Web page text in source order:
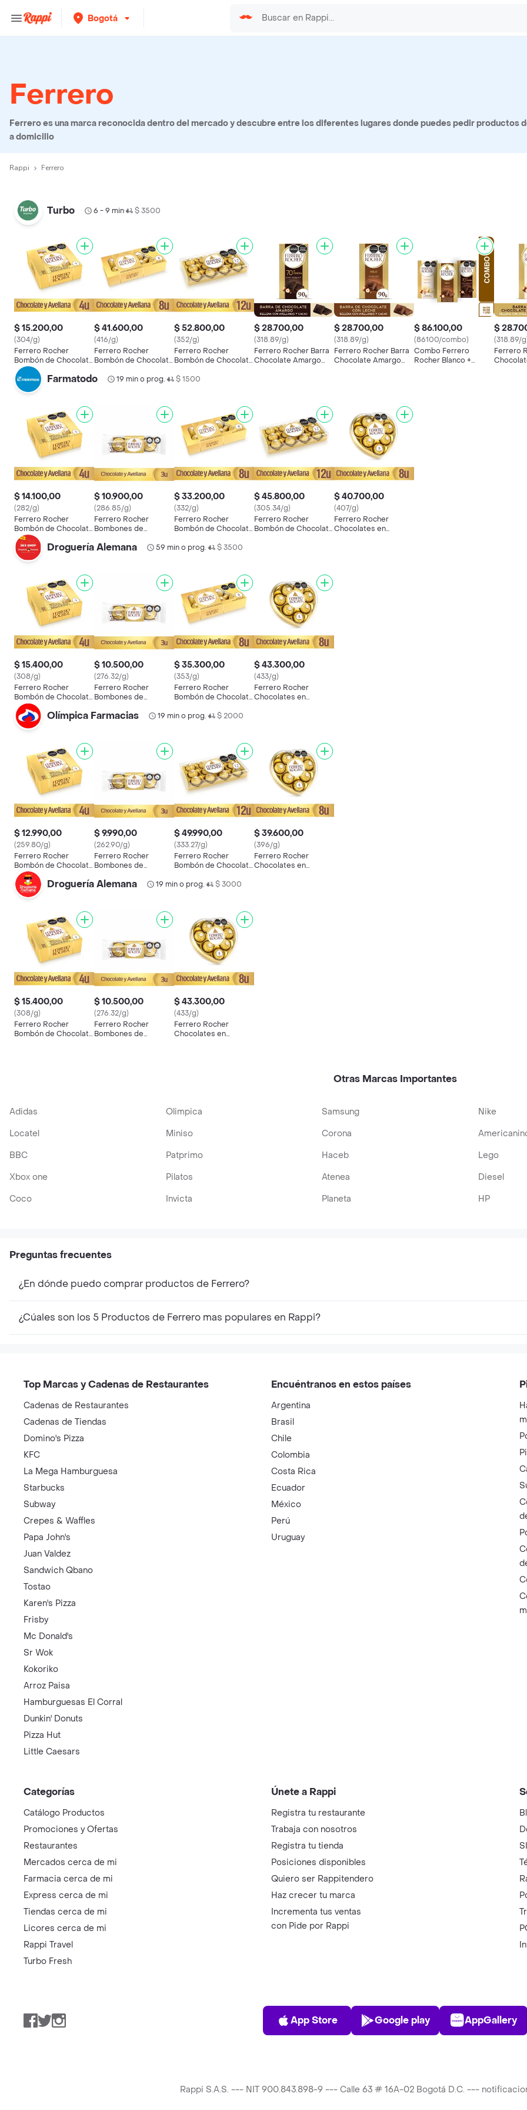
Bogotá
Ferrero
Ferrero es una marca reconocida dentro del mercado y descubre entre los diferentes lugares donde puedes pedir productos
a domicilio
Rappi Ferrero
Turbo 6 - 9 min• $ 3500
$ 15.200,00
(304/g)
Ferrero Rocher
Bombón de Chocolate
y Avellana
$ 41.600,00
(416/g)
Ferrero Rocher
Bombón de Chocolate
$ 52.800,00
(352/g)
Ferrero Rocher
Bombón de Chocolate
$ 28.700,00
(318.89/g)
Ferrero Rocher Barra
Chocolate Amargo
$ 28.700,00
(318.89/g)
Ferrero Rocher Barra
Chocolate Amargo
$ 86.100,00
(86100/combo)
Combo Ferrero
Rocher Blanco +
$
(318.89/
Ferrero
Farmatodo 19 min o prog.• $ 1500
$ 14.100,00
(282/g)
Ferrero Rocher
Bombón de Chocolate
y Avellana
$ 10.900,00
(286.85/g)
Ferrero Rocher
Bombones de
$ 33.200,00
(332/g)
Ferrero Rocher
Bombón de Chocolate
$ 45.800,00
(305.34/g)
Ferrero Rocher
Bombón de Chocolate
$ 40.700,00
(407/g)
Ferrero Rocher
Chocolates en
Droguería Alemana 59 min o prog.• $ 3500
$ 15.400,00
(308/g)
Ferrero Rocher
Bombón de Chocolate
y Avellana
$ 10.500,00
(276.32/g)
Ferrero Rocher
Bombones de
$ 35.300,00
(353/g)
Ferrero Rocher
Bombón de Chocolate
$ 43.300,00
(433/g)
Ferrero Rocher
Chocolates en
Olímpica Farmacias 19 min o prog.• $ 2000
$ 12.990,00
(259.80/g)
Ferrero Rocher
Bombón de Chocolate
y Avellana
$ 9.990,00
(262.90/g)
Ferrero Rocher
Bombones de
$ 49.990,00
(333.27/g)
Ferrero Rocher
Bombón de Chocolate
$ 39.600,00
(396/g)
Ferrero Rocher
Chocolates en
Droguería Alemana 19 min o prog.• $ 3000
$ 15.400,00
(308/g)
Ferrero Rocher
Bombón de Chocolate
$ 10.500,00
(276.32/g)
Ferrero Rocher
Bombones de
$ 43.300,00
(433/g)
Ferrero Rocher
Chocolates en
Otras Marcas Importantes
Adidas Olimpica Samsung Nike
Locatel
Miniso Corona
BBC
Patprimo Haceb Lego
Xbox one
Pilatos Atenea Diesel
Coco
Invicta Planeta HP
Preguntas frecuentes
¿En dónde puedo comprar productos de Ferrero?
¿Cúales son los 5 Productos de Ferrero mas populares en Rappi?
Top Marcas y Cadenas de Restaurantes
Cadenas de Restaurantes
Cadenas de Tiendas
Domino's Pizza
KFC
La Mega Hamburguesa
Starbucks
Subway
Crepes & Waffles
Papa John's
Juan Valdez
Sandwich Qbano
Tostao
Karen's Pizza
Frisby
Mc Donald's
Sr Wok
Kokoriko
Arroz Paisa
Hamburguesas El Corral
Dunkin' Donuts
Pizza Hut
Little Caesars
Encuéntranos en estos países
Argentina
Brasil
Chile
Colombia
Costa Rica
Ecuador
México
Perú
Uruguay
Categorías
Catálogo Productos
Promociones y Ofertas
Restaurantes
Mercados cerca de mi
Farmacia cerca de mi
Express cerca de mi
Tiendas cerca de mi
Licores cerca de mi
Rappi Travel
Turbo Fresh
Únete a Rappi
Registra tu restaurante
Trabaja con nosotros
Registra tu tienda
Posiciones disponibles
Quiero ser Rappitendero
Haz crecer tu marca
Incrementa tus ventas
con Pide por Rappi
Facebook
TwitterInstagram
App Store
App Store
Play Store
Google play AppGallery
Rappi S.A.S. --- NIT 900.843.898-9 --- Calle 63 # 16A-02 Bogotá D.C. ---